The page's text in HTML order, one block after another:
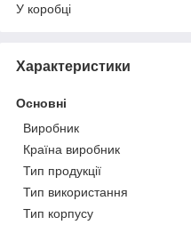
У коробці
Характеристики
Основні
Виробник
Країна виробник
Тип продукції
Тип використання
Тип корпусу